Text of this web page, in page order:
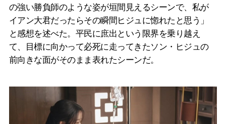
の強い勝負師のような姿が垣間見えるシーンで、私が
イアン大君だったらその瞬間ヒジュに惚れたと思う」
と感想を述べた。平民に庶出という限界を乗り越え
て、目標に向かって必死に走ってきたソン・ヒジュの
前向きな面がそのまま表れたシーンだ。